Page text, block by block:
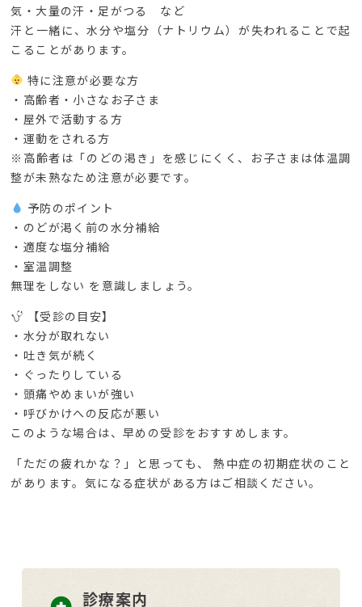
気・大量の汗・足がつる など
汗と一緒に、水分や塩分（ナトリウム）が失われることで起
こることがあります。
特に注意が必要な方
・高齢者・小さなお子さま
・屋外で活動する方
・運動をされる方
※高齢者は「のどの渇き」を感じにくく、お子さまは体温調
整が未熟なため注意が必要です。
予防のポイント
・のどが渇く前の水分補給
・適度な塩分補給
・室温調整
無理をしない を意識しましょう。
【受診の目安】
・水分が取れない
・吐き気が続く
・ぐったりしている
・頭痛やめまいが強い
・呼びかけへの反応が悪い
このような場合は、早めの受診をおすすめします。
「ただの疲れかな？」と思っても、 熱中症の初期症状のこと
があります。気になる症状がある方はご相談ください。
診療案内